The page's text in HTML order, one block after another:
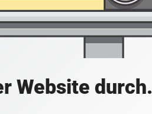
Website durch.